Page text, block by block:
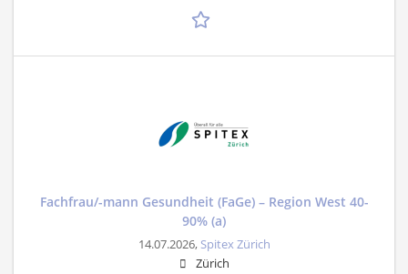
Fachfrau/-mann Gesundheit (FaGe) – Region West 40-
90% (a)
14.07.2026, Spitex Zürich
Zürich